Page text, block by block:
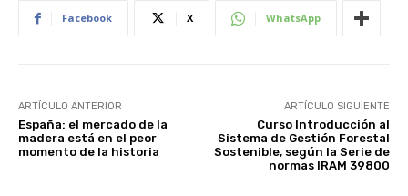
Facebook X WhatsApp
ARTÍCULO ANTERIOR
España: el mercado de la
madera está en el peor
momento de la historia
ARTÍCULO SIGUIENTE
Curso Introducción al
Sistema de Gestión Forestal
Sostenible, según la Serie de
normas IRAM 39800